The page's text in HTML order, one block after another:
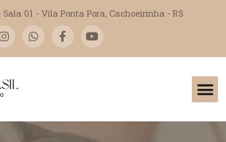
Sala 01 - Vila Ponta Pora, Cachoeirinha - RS